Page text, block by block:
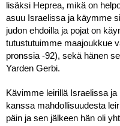
lisäksi Heprea, mikä on
asuu Israelissa ja käymme
judon ehdoilla ja pojat on
tutustutuimme maajoukkue
pronssia -92), sekä hänen
Yarden Gerbi.
Kävimme leirillä Israelissa
kanssa mahdollisuudesta
päin ja sen jälkeen hän oli